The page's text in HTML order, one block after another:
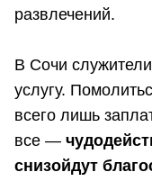
развлечений.
В Сочи
услугу.
всего лишь
все —
снизойдут